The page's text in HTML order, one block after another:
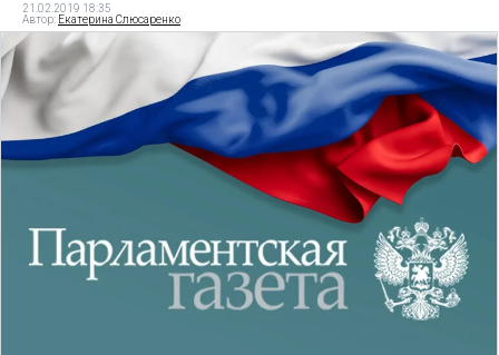
21.02.2019 18:35
Автор: Екатерина Слюсаренко